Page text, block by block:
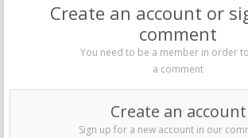
Create an account or
comment
You need to be a member in order
a comment
Create an account
Sign up for a new account in our